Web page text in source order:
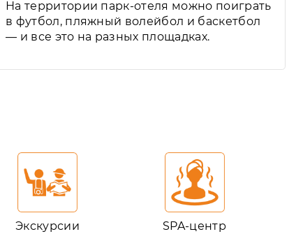
На территории парк-отеля можно поиграть
в футбол, пляжный волейбол и баскетбол
— и все это на разных площадках.
Экскурсии SPA-центр